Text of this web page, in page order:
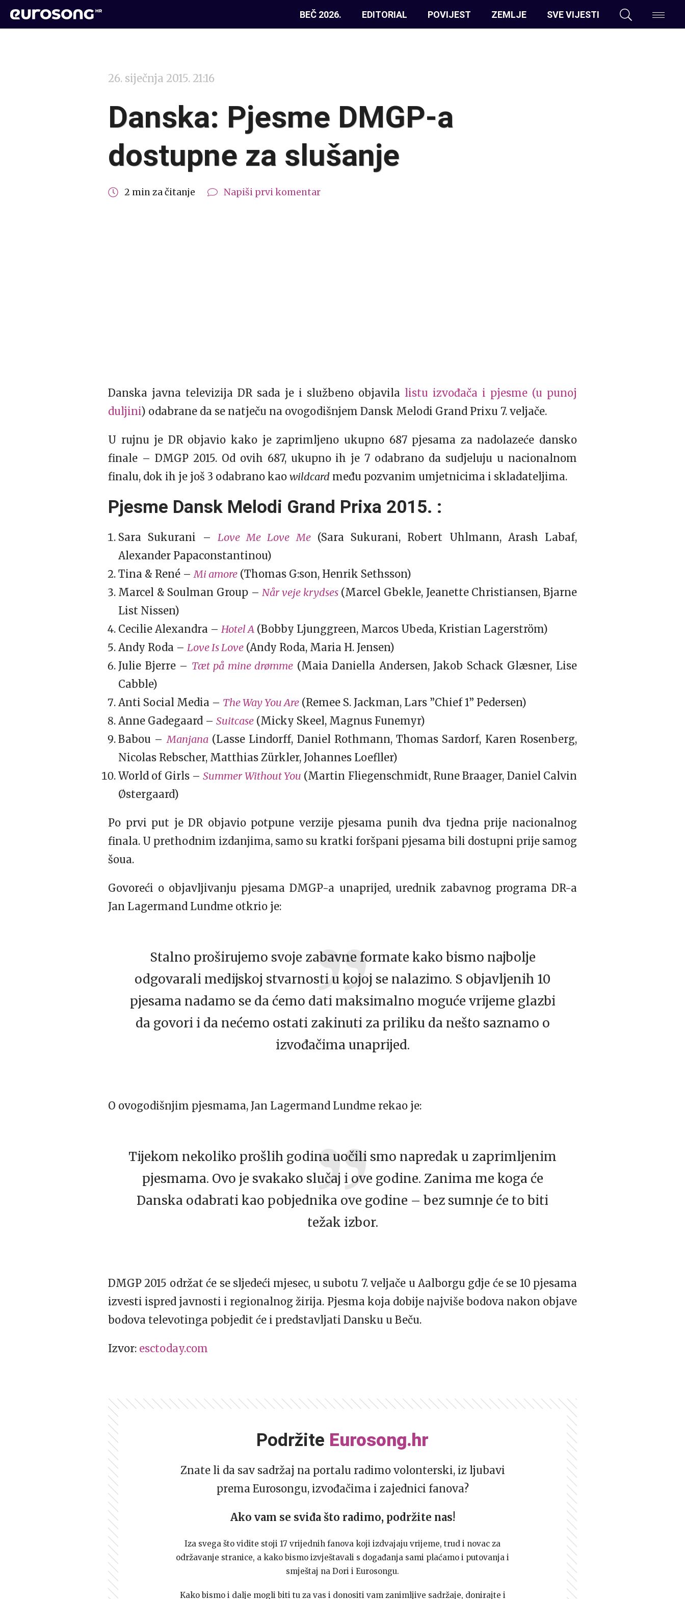
BEČ 2026. EDITORIAL POVIJEST ZEMLJE SVE VIJESTI
26. siječnja 2015. 21:16
Danska: Pjesme DMGP-a
dostupne za slušanje
2 min za čitanje Napiši prvi komentar
Danska javna televizija DR sada je i službeno objavila listu izvođača i pjesme (u punoj
duljini) odabrane da se natječu na ovogodišnjem Dansk Melodi Grand Prixu 7. veljače.
U rujnu je DR objavio kako je zaprimljeno ukupno 687 pjesama za nadolazeće dansko
finale – DMGP 2015. Od ovih 687, ukupno ih je 7 odabrano da sudjeluju u nacionalnom
finalu, dok ih je još 3 odabrano kao wildcard među pozvanim umjetnicima i skladateljima.
Pjesme Dansk Melodi Grand Prixa 2015. :
Sara Sukurani – Love Me Love Me(Sara Sukurani, Robert Uhlmann, Arash Labaf,
Alexander Papaconstantinou)
Tina & René –Mi amore (Thomas G:son, Henrik Sethsson)
Marcel & Soulman Group –Når veje krydses(Marcel Gbekle, Jeanette Christiansen, Bjarne
List Nissen)
Cecilie Alexandra – Hotel A (Bobby Ljunggreen, Marcos Ubeda, Kristian Lagerström)
Andy Roda – Love Is Love (Andy Roda, Maria H. Jensen)
Julie Bjerre – Tæt på mine drømme (Maia Daniella Andersen, Jakob Schack Glæsner, Lise
Cabble)
Anti Social Media – The Way You Are (Remee S. Jackman, Lars ”Chief 1” Pedersen)
Anne Gadegaard – Suitcase (Micky Skeel, Magnus Funemyr)
Babou –Manjana(Lasse Lindorff, Daniel Rothmann, Thomas Sardorf, Karen Rosenberg,
Nicolas Rebscher, Matthias Zürkler, Johannes Loefller)
World of Girls –Summer Without You (Martin Fliegenschmidt, Rune Braager, Daniel Calvin
Østergaard)
Po prvi put je DR objavio potpune verzije pjesama punih dva tjedna prije nacionalnog
finala. U prethodnim izdanjima, samo su kratki foršpani pjesama bili dostupni prije samog
šoua.
Govoreći o objavljivanju pjesama DMGP-a unaprijed, urednik zabavnog programa DR-a
Jan Lagermand Lundme otkrio je:
Stalno proširujemo svoje zabavne formate kako bismo najbolje
odgovarali medijskoj stvarnosti u kojoj se nalazimo. S objavljenih 10
pjesama nadamo se da ćemo dati maksimalno moguće vrijeme glazbi
da govori i da nećemo ostati zakinuti za priliku da nešto saznamo o
izvođačima unaprijed.
O ovogodišnjim pjesmama, Jan Lagermand Lundme rekao je:
Tijekom nekoliko prošlih godina uočili smo napredak u zaprimljenim
pjesmama. Ovo je svakako slučaj i ove godine. Zanima me koga će
Danska odabrati kao pobjednika ove godine – bez sumnje će to biti
težak izbor.
DMGP 2015 održat će se sljedeći mjesec, u subotu 7. veljače u Aalborgu gdje će se 10 pjesama
izvesti ispred javnosti i regionalnog žirija. Pjesma koja dobije najviše bodova nakon objave
bodova televotinga pobjedit će i predstavljati Dansku u Beču.
Izvor: esctoday.com
Podržite Eurosong.hr
Znate li da sav sadržaj na portalu radimo volonterski, iz ljubavi
prema Eurosongu, izvođačima i zajednici fanova?
Ako vam se sviđa što radimo, podržite nas!
Iza svega što vidite stoji 17 vrijednih fanova koji izdvajaju vrijeme, trud i novac za
održavanje stranice, a kako bismo izvještavali s događanja sami plaćamo i putovanja i
smještaj na Dori i Eurosongu.
Kako bismo i dalje mogli biti tu za vas i donositi vam zanimljive sadržaje, donirajte i